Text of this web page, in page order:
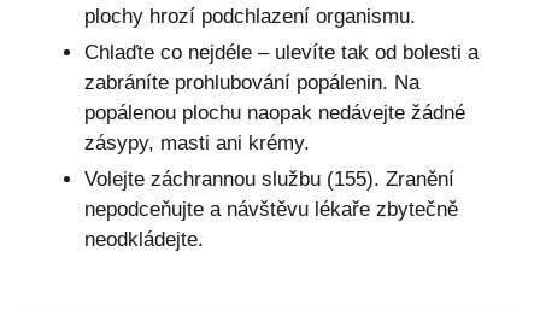
plochy hrozí podchlazení organismu.
Chlaďte co nejdéle – ulevíte tak od bolesti a
zabráníte prohlubování popálenin. Na
popálenou plochu naopak nedávejte žádné
zásypy, masti ani krémy.
Volejte záchrannou službu (155). Zranění
nepodceňujte a návštěvu lékaře zbytečně
neodkládejte.